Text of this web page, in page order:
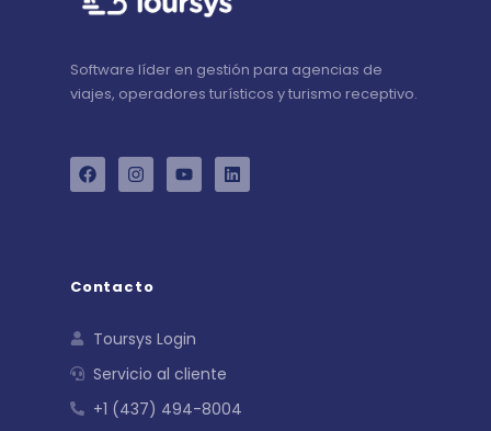
Software líder en gestión para agencias de
viajes, operadores turísticos y turismo receptivo.
Contacto
Toursys Login
Servicio al cliente
+1 (437) 494-8004